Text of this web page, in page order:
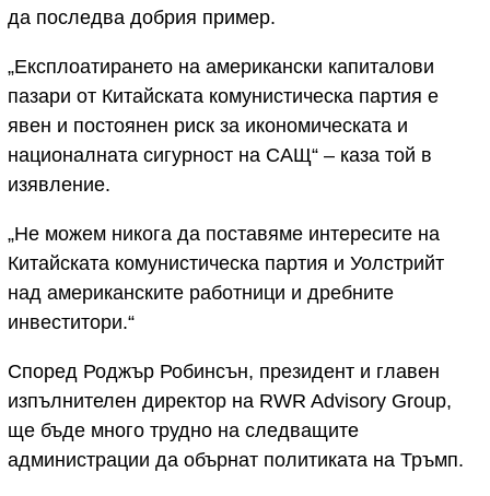
да последва добрия пример.
„Експлоатирането на американски капиталови
пазари от Китайската комунистическа партия е
явен и постоянен риск за икономическата и
националната сигурност на САЩ“ – каза той в
изявление.
„Не можем никога да поставяме интересите на
Китайската комунистическа партия и Уолстрийт
над американските работници и дребните
инвеститори.“
Според Роджър Робинсън, президент и главен
изпълнителен директор на RWR Advisory Group,
ще бъде много трудно на следващите
администрации да обърнат политиката на Тръмп.